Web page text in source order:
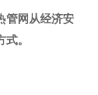
管网从经济安
。